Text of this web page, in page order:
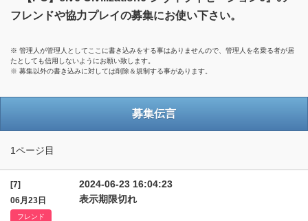
フレンドや協力プレイの募集にお使い下さい。
※ 管理人が管理人としてここに書き込みをする事はありませんので、管理人を名乗る者が居
たとしても信用しないようにお願い致します。
※ 募集以外の書き込みに対しては削除＆規制する事があります。
募集伝言
1ページ目
[7]
06月23日
フレンド
2024-06-23 16:04:23
表示期限切れ